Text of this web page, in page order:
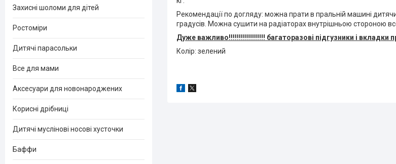
Рекомендації по догляду: можна прати в пральній машині
градусів. Можна сушити на радіаторах внутрішньою стороною
Дуже важливо!!!!!!!!!!!!!!!!!! багаторазові підгузники і вкладки
Колір: зелений
Захисні шоломи для дітей
Ростоміри
Дитячі парасольки
Все для мами
Аксесуари для новонароджених
Корисні дрібниці
Дитячі муслінові носові хусточки
Баффи